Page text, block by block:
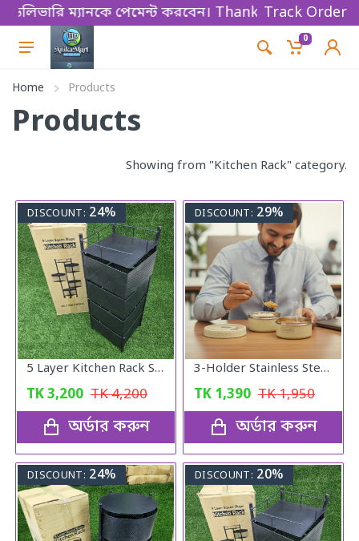
ম্যানকে পেমেন্ট করবেন। Thanks for shopping!
Track Order
0
Home Products
Products
Showing from "Kitchen Rack" category.
DISCOUNT: 24%
5 Layer Kitchen Rack Square Shape
TK3,200 TK4,200
অর্ডার করুন
DISCOUNT: 29%
3-Holder Stainless Steel Insulated Lunch Box
TK 1,390 TK1,950
অর্ডার করুন
DISCOUNT: 24% DISCOUNT: 20%